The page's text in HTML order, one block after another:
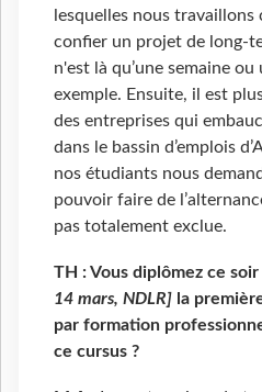
lesquelles nous
confier un projet de long-
n'est là qu’une semaine
exemple. Ensuite, il est
des entreprises qui
dans le bassin d’emplois
nos étudiants nous
pouvoir faire de
pas totalement exclue.
TH : Vous diplômez ce soir
14 mars, NDLR] la
par formation
ce cursus ?